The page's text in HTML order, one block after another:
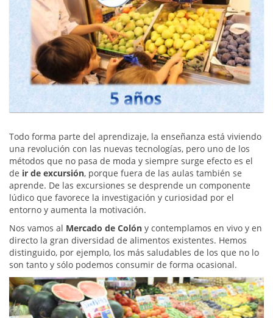
Todo forma parte del aprendizaje, la enseñanza está viviendo
una revolución con las nuevas tecnologías, pero uno de los
métodos que no pasa de moda y siempre surge efecto es el
de ir de excursión, porque fuera de las aulas también se
aprende. De las excursiones se desprende un componente
lúdico que favorece la investigación y curiosidad por el
entorno y aumenta la motivación.
Nos vamos al Mercado de Colón y contemplamos en vivo y en
directo la gran diversidad de alimentos existentes. Hemos
distinguido, por ejemplo, los más saludables de los que no lo
son tanto y sólo podemos consumir de forma ocasional.